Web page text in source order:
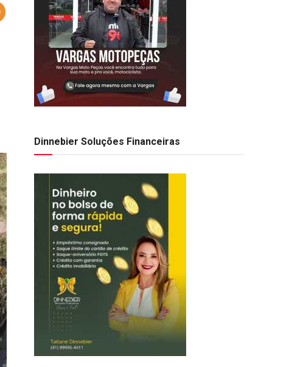
Dinnebier Soluções Financeiras